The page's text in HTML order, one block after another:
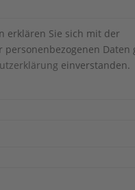
erklären Sie sich mit der
Daten
einverstanden.